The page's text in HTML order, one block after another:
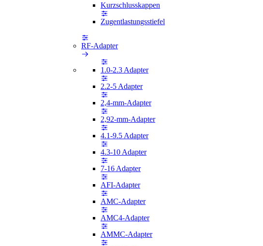
Kurzschlusskappen
Zugentlastungsstiefel
RF-Adapter
1.0-2.3 Adapter
2.2-5 Adapter
2,4-mm-Adapter
2,92-mm-Adapter
4.1-9.5 Adapter
4.3-10 Adapter
7-16 Adapter
AFI-Adapter
AMC-Adapter
AMC4-Adapter
AMMC-Adapter